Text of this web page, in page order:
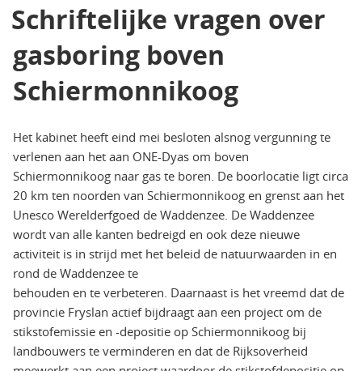
Schriftelijke vragen over
gasboring boven
Schiermonnikoog
Het kabinet heeft eind mei besloten alsnog vergunning te
verlenen aan het aan ONE-Dyas om boven
Schiermonnikoog naar gas te boren. De boorlocatie ligt circa
20 km ten noorden van Schiermonnikoog en grenst aan het
Unesco Werelderfgoed de Waddenzee. De Waddenzee
wordt van alle kanten bedreigd en ook deze nieuwe
activiteit is in strijd met het beleid de natuurwaarden in en
rond de Waddenzee te
behouden en te verbeteren. Daarnaast is het vreemd dat de
provincie Fryslan actief bijdraagt aan een project om de
stikstofemissie en -depositie op Schiermonnikoog bij
landbouwers te verminderen en dat de Rijksoverheid